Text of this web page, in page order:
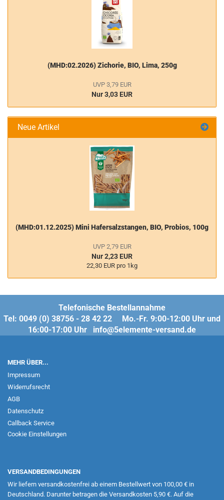
(MHD:02.2026) Zichorie, BIO, Lima, 250g
UVP 3,79 EUR
Nur 3,03 EUR
Neue Artikel
(MHD:01.12.2025) Mini Hafersalzstangen, BIO, Probios, 100g
UVP 2,79 EUR
Nur 2,23 EUR
22,30 EUR pro 1kg
Telefonische Bestellannahme
Tel: 0049 (0) 38756 - 28 42 22 Mo.-Fr. 9:00-12:00 Uhr und
16:00-17:00 Uhr info@5elemente-versand.de
MEHR ÜBER...
Impressum
Widerrufsrecht
AGB
Datenschutz
Callback Service
Cookie Einstellungen
VERSANDBEDINGUNGEN
Wir liefern versandkostenfrei ab einem Bestellwert von 100,00 € in
Deutschland. Darunter betragen die Versandkosten 5,90 €. Auf die